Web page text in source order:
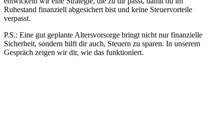
Ruhestand finanziell abgesichert bist und keine Steuervorteile
verpasst.
P.S.: Eine gut geplante Altersvorsorge bringt nicht nur finanzielle
Sicherheit, sondern hilft dir auch, Steuern zu sparen. In unserem
Gespräch zeigen wir dir, wie das funktioniert.